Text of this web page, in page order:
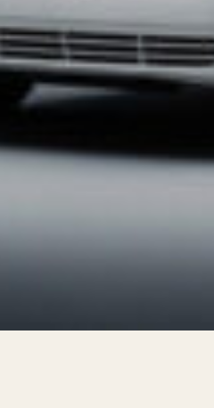
Billancourt的男子告别
sur devis